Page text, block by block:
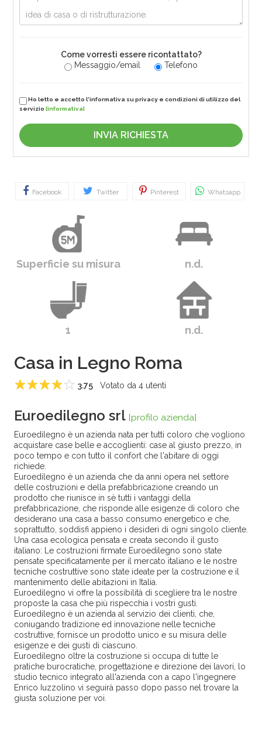
Come vorresti essere ricontattato?
Messaggio/email
Telefono
Ho letto e accetto l'informativa su privacy e condizioni di utilizzo del
servizio [informativa]
Facebook Twitter Pinterest Whatsapp
Superficie su misura n.d.
1 n.d.
Casa in Legno Roma
3.75 Votato da 4 utenti
Euroedilegno srl [profilo azienda]
Euroedilegno è un azienda nata per tutti coloro che vogliono
acquistare case belle e accoglienti: case al giusto prezzo, in
poco tempo e con tutto il confort che l'abitare di oggi
richiede.
Euroedilegno è un azienda che da anni opera nel settore
delle costruzioni e della prefabbricazione creando un
prodotto che riunisce in sè tutti i vantaggi della
prefabbricazione, che risponde alle esigenze di coloro che
desiderano una casa a basso consumo energetico e che,
soprattutto, soddisfi appieno i desideri di ogni singolo cliente.
Una casa ecologica pensata e creata secondo il gusto
italiano: Le costruzioni firmate Euroedilegno sono state
pensate specificatamente per il mercato italiano e le nostre
tecniche costruttive sono state ideate per la costruzione e il
mantenimento delle abitazioni in Italia.
Euroedilegno vi offre la possibilità di scegliere tra le nostre
proposte la casa che più rispecchia i vostri gusti.
Euroedilegno è un azienda al servizio dei clienti, che,
coniugando tradizione ed innovazione nelle tecniche
costruttive, fornisce un prodotto unico e su misura delle
esigenze e dei gusti di ciascuno.
Euroedilegno oltre la costruzione si occupa di tutte le
pratiche burocratiche, progettazione e direzione dei lavori, lo
studio tecnico integrato all'azienda con a capo l'ingegnere
Enrico Iuzzolino vi seguirà passo dopo passo nel trovare la
giusta soluzione per voi.